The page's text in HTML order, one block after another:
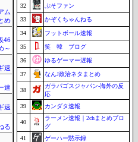
ム
め
46
～
速
速
速
る
32 ぷそファン
33 かぞくちゃんねる
34 フットボール速報
35 笑 韓 ブログ
36 ゆるゲーマー遅報
37 なんJ政治ネタまとめ
38
ガラパゴスジャパン-海外の反
応
39
カンダタ速報
40
ラーメン速報｜2chまとめブロ
グ
41
ゲーハー黙示録